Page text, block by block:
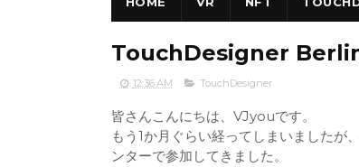
TouchDesigner
12:36 AM TouchDesigner
皆さんこんにちは、VJyouです。
もう1か月ぐらい経ってしまいまし
ンターで参加してきました。